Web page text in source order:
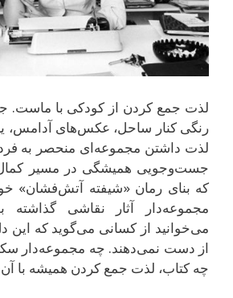
لذت جمع‌ کردن از کودکی با ماست.
رنگی کنار ساحل، عکس‌های آدامس،
لذت داشتن مجموعه‌ای منحصر به
جست‌و‌جویی همیشگی در مسیر
که بنای رمان «شیفته آتش‌فشان»
مجموعه‌دار آثار نقاشی گذاشته
می‌خوانید از کسانی می‌گوید که این
از دست نمی‌دهند. چه مجموعه‌دار
چه کتاب، لذت جمع کردن همیشه با